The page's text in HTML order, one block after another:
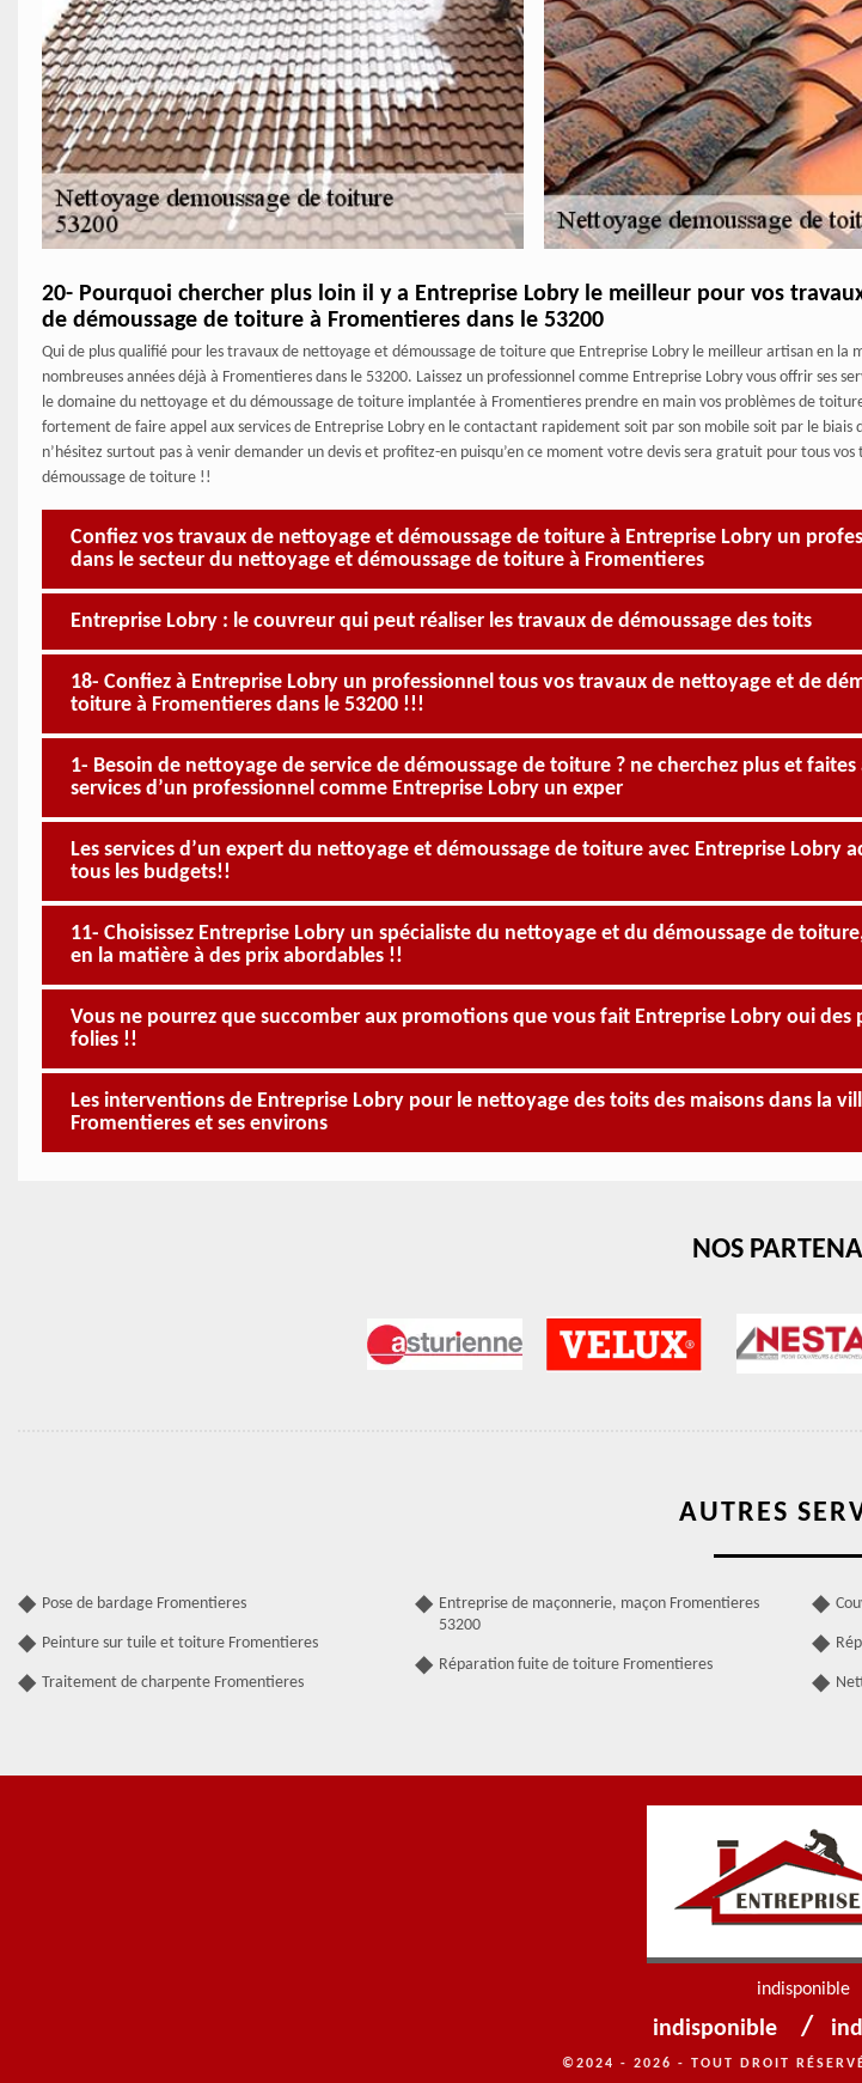
20- Pourquoi chercher plus loin il y a Entreprise Lobry le meilleur pour vos
de démoussage de toiture à Fromentieres dans le 53200
Qui de plus qualifié pour les travaux de nettoyage et démoussage de toiture que Entreprise Lobry le meilleur artisan en la
nombreuses années déjà à Fromentieres dans le 53200. Laissez un professionnel comme Entreprise Lobry vous offrir ses
le domaine du nettoyage et du démoussage de toiture implantée à Fromentieres prendre en main vos problèmes de
fortement de faire appel aux services de Entreprise Lobry en le contactant rapidement soit par son mobile soit par le biais
n’hésitez surtout pas à venir demander un devis et profitez-en puisqu’en ce moment votre devis sera gratuit pour tous
démoussage de toiture !!
Confiez vos travaux de nettoyage et démoussage de toiture à Entreprise Lobry un
dans le secteur du nettoyage et démoussage de toiture à Fromentieres
Entreprise Lobry : le couvreur qui peut réaliser les travaux de démoussage des toits
18- Confiez à Entreprise Lobry un professionnel tous vos travaux de nettoyage et de
toiture à Fromentieres dans le 53200 !!!
1- Besoin de nettoyage de service de démoussage de toiture ? ne cherchez plus et faites
services d’un professionnel comme Entreprise Lobry un exper
Les services d’un expert du nettoyage et démoussage de toiture avec Entreprise Lobry
tous les budgets!!
11- Choisissez Entreprise Lobry un spécialiste du nettoyage et du démoussage de
en la matière à des prix abordables !!
Vous ne pourrez que succomber aux promotions que vous fait Entreprise Lobry oui des
folies !!
Les interventions de Entreprise Lobry pour le nettoyage des toits des maisons dans la
Fromentieres et ses environs
NOS
AUTRES
Pose de bardage Fromentieres
Peinture sur tuile et toiture Fromentieres
Traitement de charpente Fromentieres
Entreprise de maçonnerie, maçon Fromentieres
53200
Réparation fuite de toiture Fromentieres
indisponible
indisponible /
©2024 - 2026 - TOUT DROIT